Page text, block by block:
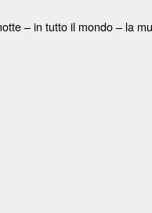
– in tutto il mondo – la